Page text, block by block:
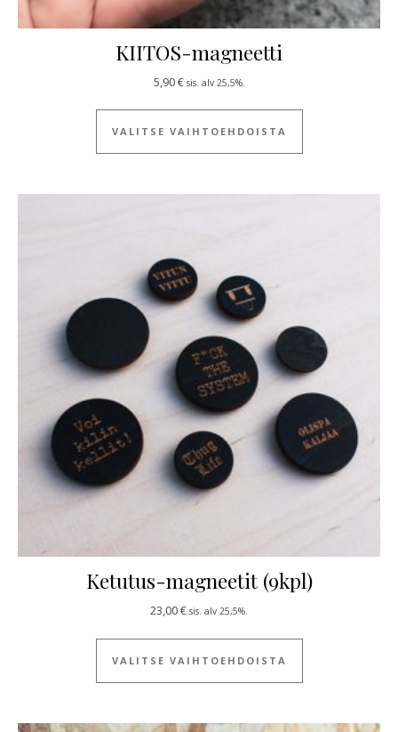
KIITOS-magneetti
5,90€ sis. alv 25,5%.
VALITSE VAIHTOEHDOISTA
Tällä tuotteella
Ketutus-magneetit (9kpl)
23,00€ sis. alv 25,5%.
VALITSE VAIHTOEHDOISTA
Tällä tuotteella